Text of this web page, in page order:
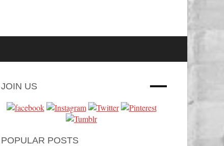
JOIN US
POPULAR POSTS